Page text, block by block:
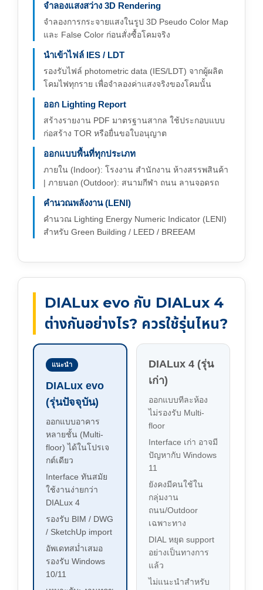
จำลองแสงสว่าง 3D Rendering
จำลองการกระจายแสงในรูป 3D Pseudo Color Map
และ False Color ก่อนสั่งซื้อโคมจริง
นำเข้าไฟล์ IES / LDT
รองรับไฟล์ photometric data (IES/LDT) จากผู้ผลิต
โคมไฟทุกราย เพื่อจำลองค่าแสงจริงของโคมนั้น
ออก Lighting Report
สร้างรายงาน PDF มาตรฐานสากล ใช้ประกอบแบบ
ก่อสร้าง TOR หรือยื่นขอใบอนุญาต
ออกแบบพื้นที่ทุกประเภท
ภายใน (Indoor): โรงงาน สำนักงาน ห้างสรรพสินค้า
| ภายนอก (Outdoor): สนามกีฬา ถนน ลานจอดรถ
คำนวณพลังงาน (LENI)
คำนวณ Lighting Energy Numeric Indicator (LENI)
สำหรับ Green Building / LEED / BREEAM
DIALux evo กับ DIALux 4
ต่างกันอย่างไร? ควรใช้รุ่นไหน?
แนะนำ
DIALux evo
(รุ่นปัจจุบัน)
ออกแบบอาคาร
หลายชั้น (Multi-
floor) ได้ในโปรเจ
กต์เดียว
Interface ทันสมัย
ใช้งานง่ายกว่า
DIALux 4
รองรับ BIM / DWG
/ SketchUp import
อัพเดทสม่ำเสมอ
รองรับ Windows
10/11
DIALux 4 (รุ่น
เก่า)
ออกแบบทีละห้อง
ไม่รองรับ Multi-
floor
Interface เก่า อาจมี
ปัญหากับ Windows
11
ยังคงมีคนใช้ใน
กลุ่มงาน
ถนน/Outdoor
เฉพาะทาง
DIAL หยุด support
อย่างเป็นทางการ
แล้ว
ไม่แนะนำสำหรับ